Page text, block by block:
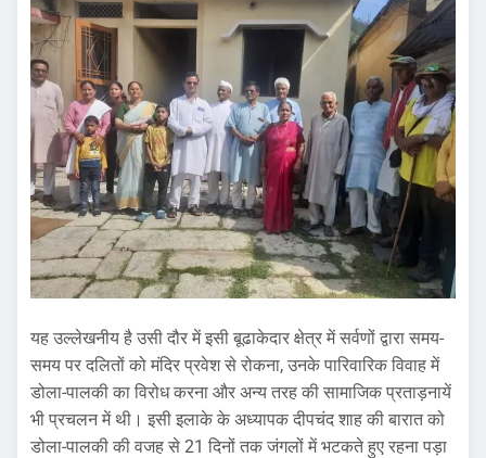
यह उल्लेखनीय है उसी दौर में इसी बूढाकेदार क्षेत्र में सर्वणों द्वारा समय-
समय पर दलितों को मंदिर प्रवेश से रोकना, उनके पारिवारिक विवाह में
डोला-पालकी का विरोध करना और अन्य तरह की सामाजिक प्रताड़नायें
भी प्रचलन में थी। इसी इलाके के अध्यापक दीपचंद शाह की बारात को
डोला-पालकी की वजह से 21 दिनों तक जंगलों में भटकते हुए रहना पड़ा